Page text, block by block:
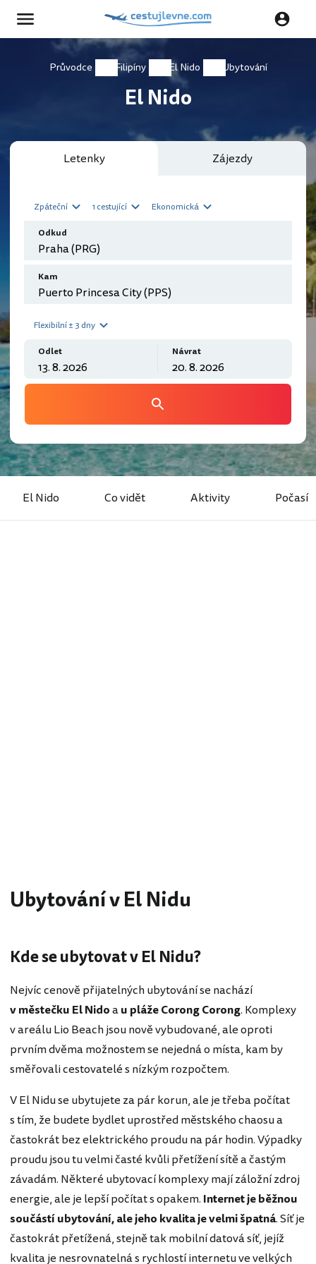
Průvodce Filipíny El Nido Ubytování
El Nido
Letenky Zájezdy
Zpáteční 1 cestující Ekonomická
Odkud
Kam
Flexibilní ± 3 dny
Odlet Návrat
El Nido Co vidět Aktivity Počasí
Ubytování v El Nidu
Kde se ubytovat v El Nidu?
Nejvíc cenově přijatelných ubytování se nachází
v městečku El Nidoau pláže Corong Corong. Komplexy
v areálu Lio Beach jsou nově vybudované, ale oproti
prvním dvěma možnostem se nejedná o místa, kam by
směřovali cestovatelé s nízkým rozpočtem.
V El Nidu se ubytujete za pár korun, ale je třeba počítat
s tím, že budete bydlet uprostřed městského chaosu a
častokrát bez elektrického proudu na pár hodin. Výpadky
proudu jsou tu velmi časté kvůli přetížení sítě a častým
závadám. Některé ubytovací komplexy mají záložní zdroj
energie, ale je lepší počítat s opakem. Internet je běžnou
součástí ubytování, ale jeho kvalita je velmi špatná. Síť je
častokrát přetížená, stejně tak mobilní datová síť, jejíž
kvalita je nesrovnatelná s rychlostí internetu ve velkých